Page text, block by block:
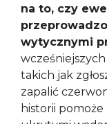
na to, czy
wytycznymi
takich jak
zapalić
historii